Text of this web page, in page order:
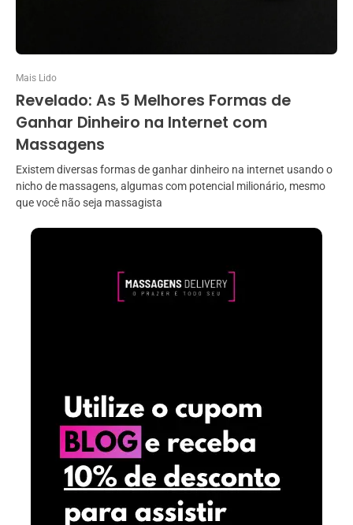
Mais Lido
Revelado: As 5 Melhores Formas de
Ganhar Dinheiro na Internet com
Massagens
Existem diversas formas de ganhar dinheiro na internet usando o
nicho de massagens, algumas com potencial milionário, mesmo
que você não seja massagista